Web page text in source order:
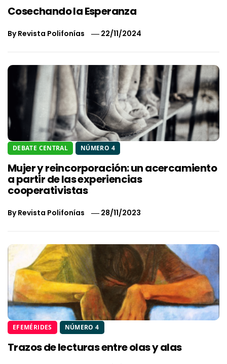
Cosechando la Esperanza
ByRevista Polifonías 22/11/2024
DEBATE CENTRAL NÚMERO 4
Mujer y reincorporación: un acercamiento
a partir de las experiencias
cooperativistas
ByRevista Polifonías 28/11/2023
EFEMÉRIDES NÚMERO 4
Trazos de lecturas entre olas y alas